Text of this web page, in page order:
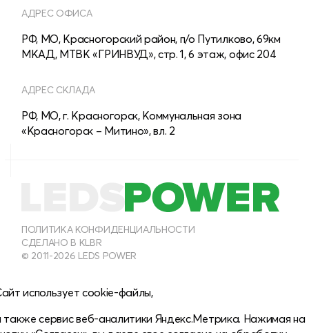
8 (495) 150-40-54
ОТДЕЛ ПРОДАЖ ДЛЯ ЮРИДИЧЕСКИХ ЛИЦ
info@leds-power.ru
ПО ВОПРОСАМ СОТРУДНИЧЕСТВА
АДРЕС ОФИСА
РФ, МО, Красногорский район, п/о Путилково, 69км
МКАД, МТВК «ГРИНВУД», стр. 1, 6 этаж, офис 204
АДРЕС СКЛАДА
РФ, МО, г. Красногорск, Коммунальная зона
«Красногорск – Митино», вл. 2
© 2011-2026 LEDS POWER
ПОЛИТИКА КОНФИДЕНЦИАЛЬНОСТИ
СДЕЛАНО В KLBR
использует cookie-файлы,
также сервис веб-аналитики Яндекс.Метрика. Нажимая на